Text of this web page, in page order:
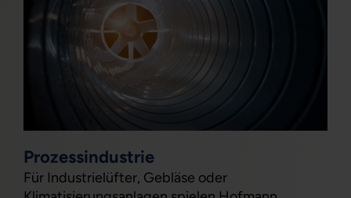
Prozessindustrie
Für Industrielüfter, Gebläse oder